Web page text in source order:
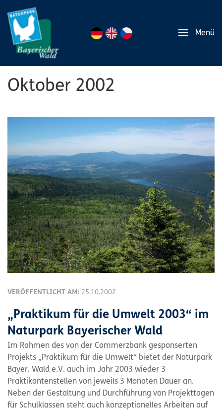
Menü
Oktober 2002
VERÖFFENTLICHT AM: 25.10.2002
„Praktikum für die Umwelt 2003“ im
Naturpark Bayerischer Wald
Im Rahmen des von der Commerzbank gesponserten
Projekts „Praktikum für die Umwelt“ bietet der Naturpark
Bayer. Wald e.V. auch im Jahr 2003 wieder 3
Praktikantenstellen von jeweils 3 Monaten Dauer an.
Neben der Gestaltung und Durchführung von Projekttagen
für Schulklassen steht auch konzeptionelles Arbeiten auf